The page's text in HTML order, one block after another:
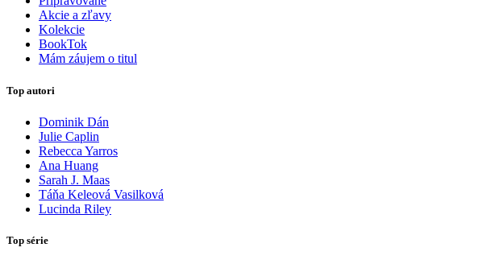
Akcie a zľavy
Kolekcie
BookTok
Mám záujem o titul
Top autori
Dominik Dán
Julie Caplin
Rebecca Yarros
Ana Huang
Sarah J. Maas
Táňa Keleová Vasilková
Lucinda Riley
Top série